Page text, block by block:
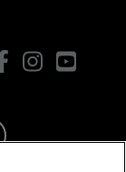
FacebookInstagram